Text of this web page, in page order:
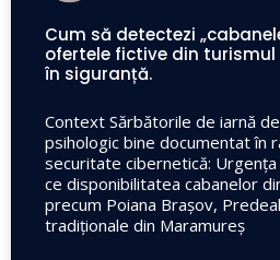
Cum să detectezi
ofertele fictive din turismul
în siguranță.
Context Sărbătorile de iarnă
psihologic bine documentat în
securitate cibernetică:
ce disponibilitatea cabanelor
precum Poiana Brașov,
tradiționale din Maramureș